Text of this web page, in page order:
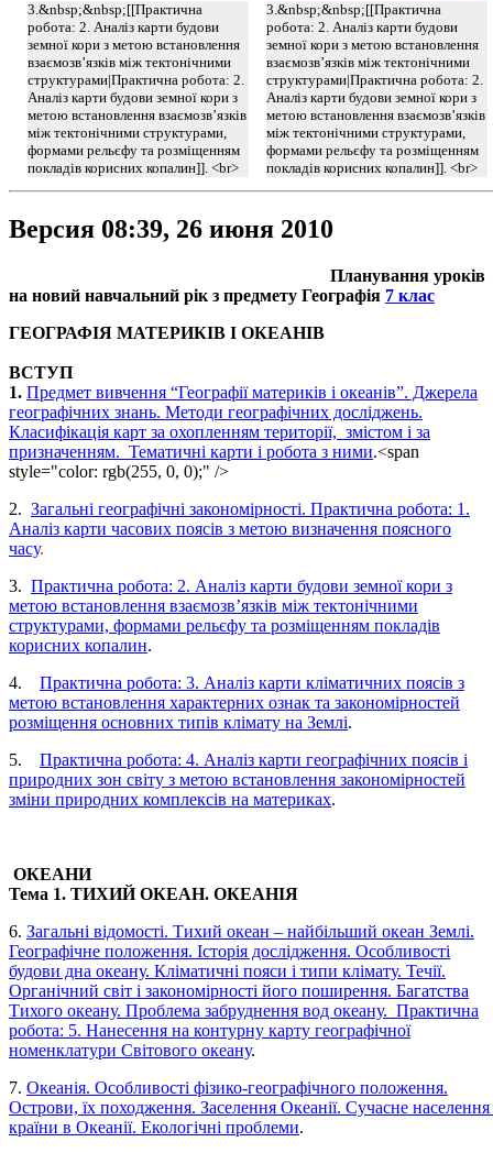
3.&nbsp;&nbsp;[[Практична
робота: 2. Аналіз карти будови
земної кори з метою встановлення
взаємозв’язків між тектонічними
структурами|Практична робота: 2.
Аналіз карти будови земної кори з
метою встановлення взаємозв’язків
між тектонічними структурами,
формами рельєфу та розміщенням
покладів корисних копалин]]. <br>
3.&nbsp;&nbsp;[[Практична
робота: 2. Аналіз карти будови
земної кори з метою встановлення
взаємозв’язків між тектонічними
структурами|Практична робота: 2.
Аналіз карти будови земної кори з
метою встановлення взаємозв’язків
між тектонічними структурами,
формами рельєфу та розміщенням
покладів корисних копалин]]. <br>
Версия 08:39, 26 июня 2010
Планування уроків
на новий навчальний рік з предмету Географія 7 клас
ГЕОГРАФІЯ МАТЕРИКІВ І ОКЕАНІВ
ВСТУП
1. Предмет вивчення “Географії материків і океанів”. Джерела
географічних знань. Методи географічних досліджень.
Класифікація карт за охопленням території, змістом і за
призначенням. Тематичні карти і робота з ними.<span
style="color: rgb(255, 0, 0);" />
2. Загальні географічні закономірності. Практична робота: 1.
Аналіз карти часових поясів з метою визначення поясного
часу.
3. Практична робота: 2. Аналіз карти будови земної кори з
метою встановлення взаємозв’язків між тектонічними
структурами, формами рельєфу та розміщенням покладів
корисних копалин.
4. Практична робота: 3. Аналіз карти кліматичних поясів з
метою встановлення характерних ознак та закономірностей
розміщення основних типів клімату на Землі.
5. Практична робота: 4. Аналіз карти географічних поясів і
природних зон світу з метою встановлення закономірностей
зміни природних комплексів на материках.
ОКЕАНИ
Тема 1. ТИХИЙ ОКЕАН. ОКЕАНІЯ
6. Загальні відомості. Тихий океан – найбільший океан Землі.
Географічне положення. Історія дослідження. Особливості
будови дна океану. Кліматичні пояси і типи клімату. Течії.
Органічний світ і закономірності його поширення. Багатства
Тихого океану. Проблема забруднення вод океану. Практична
робота: 5. Нанесення на контурну карту географічної
номенклатури Світового океану.
7. Океанія. Особливості фізико-географічного положення.
Острови, їх походження. Заселення Океанії. Сучасне населення
країни в Океанії. Екологічні проблеми.